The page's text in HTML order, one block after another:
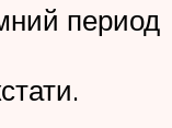
период